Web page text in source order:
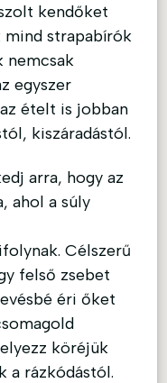
kendőket
mind strapabírók
nemcsak
egyszer
ételt is jobban
kiszáradástól.
arra, hogy az
ahol a súly
Célszerű
felső zsebet
éri őket
köréjük
a rázkódástól.